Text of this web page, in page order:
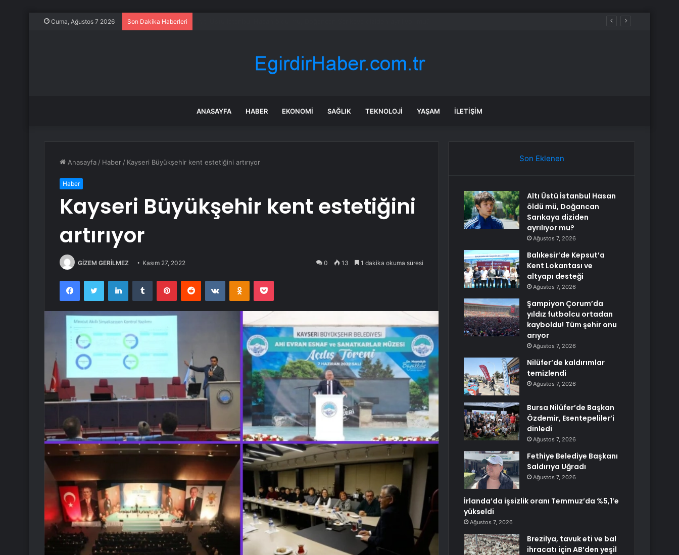
Cuma, Ağustos 7 2026 Son Dakika Haberleri
ANASAYFA HABER EKONOMI SAĞLIK TEKNOLOJI YAŞAM İLETIŞIM
Anasayfa / Haber / Kayseri Büyükşehir kent estetiğini artırıyor
Haber
Kayseri Büyükşehir kent estetiğini
artırıyor
GİZEM GERİLMEZ Kasım 27, 2022 0 13 1 dakika okuma süresi
FacebookTwitter LinkedInTumblr PinterestReddit VKontakteOdnoklassniki
Pocket
Son Eklenen
Altı Üstü İstanbul Hasan
öldü mü, Doğancan
Sarıkaya diziden
ayrılıyor mu?
Ağustos 7, 2026
Balıkesir’de Kepsut’a
Kent Lokantası ve
altyapı desteği
Ağustos 7, 2026
Şampiyon Çorum’da
yıldız futbolcu ortadan
kayboldu! Tüm şehir onu
arıyor
Ağustos 7, 2026
Nilüfer’de kaldırımlar
temizlendi
Ağustos 7, 2026
Bursa Nilüfer’de Başkan
Özdemir, Esentepeliler’i
dinledi
Ağustos 7, 2026
Fethiye Belediye Başkanı
Saldırıya Uğradı
Ağustos 7, 2026
İrlanda’da işsizlik oranı Temmuz’da %5,1’e
yükseldi
Ağustos 7, 2026
Brezilya, tavuk eti ve bal
ihracatı için AB’den yeşil